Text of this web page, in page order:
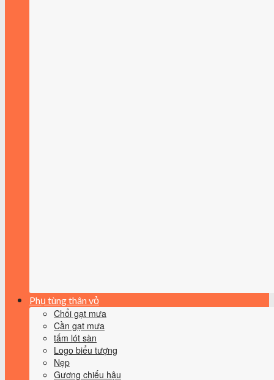
Phụ tùng thân vỏ
Chổi gạt mưa
Cần gạt mưa
tấm lót sàn
Logo biểu tượng
Nẹp
Gương chiếu hậu